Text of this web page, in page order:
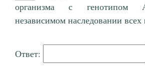
организма с генотипом
независимом наследовании всех
Ответ: